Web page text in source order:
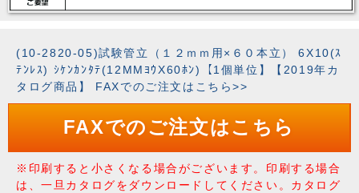
(10-2820-05)試験管立（１２ｍｍ用×６０本立） 6X10(ｽ
ﾃﾝﾚｽ) ｼｹﾝｶﾝﾀﾃ(12MMﾖｳX60ﾎﾝ)【1個単位】【2019年カ
タログ商品】 FAXでのご注文はこちら>>
FAXでのご注文はこちら
※印刷すると小さくなる場合がございます。印刷する場合
は、一旦カタログをダウンロードしてください。カタログ